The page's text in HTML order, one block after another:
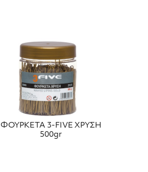
ΦΟΥΡΚΕΤΑ 3-FIVE ΧΡΥΣΗ
500gr